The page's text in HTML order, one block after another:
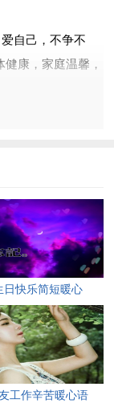
自己，不争不
康，家庭温馨，
离梦想就不遥
作清泉滋润心田，
人一起过，一起
身追逐梦想。
日快乐简短暖心
工作辛苦暖心语